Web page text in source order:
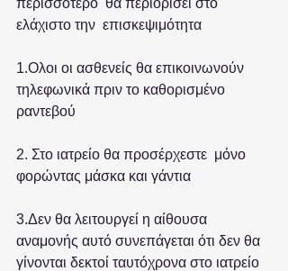
περισσότερο  θα περιορίσει στο
ελάχιστο την  επισκεψιμότητα
1.Ολοι οι ασθενείς θα επικοινωνούν
τηλεφωνικά πριν το καθορισμένο
ραντεβού
2. Στο ιατρείο θα προσέρχεστε  μόνο
φορώντας μάσκα και γάντια
3.Δεν θα λειτουργεί η αίθουσα
αναμονής αυτό συνεπάγεται ότι δεν θα
γίνονται δεκτοί ταυτόχρονα στο ιατρείο